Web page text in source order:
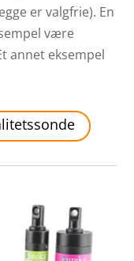
er valgfrie). En
være
annet eksempel